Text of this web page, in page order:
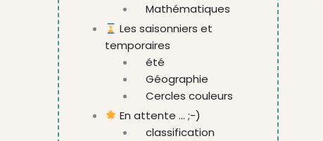
Mathématiques
Les saisonniers et
temporaires
été
Géographie
Cercles couleurs
En attente ... ;-)
classification